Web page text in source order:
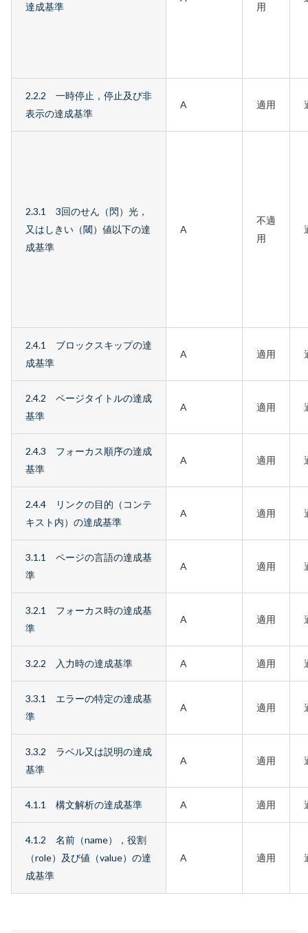
達成基準
用
2.2.2 一時停止，停止及び非
表示の達成基準
A 適用
2.3.1 3回のせん（閃）光，
又はしきい（閾）値以下の達
成基準
A
不適
用
2.4.1 ブロックスキップの達
成基準
A 適用
2.4.2 ページタイトルの達成
基準
A 適用
2.4.3 フォーカス順序の達成
基準
A 適用
2.4.4 リンクの目的（コンテ
キスト内）の達成基準
A 適用
3.1.1 ページの言語の達成基
準
A 適用
3.2.1 フォーカス時の達成基
準
A 適用
3.2.2 入力時の達成基準 A 適用
3.3.1 エラーの特定の達成基
準
A 適用
3.3.2 ラベル又は説明の達成
基準
A 適用
4.1.1 構文解析の達成基準 A 適用
4.1.2 名前（name），役割
（role）及び値（value）の達
成基準
A 適用